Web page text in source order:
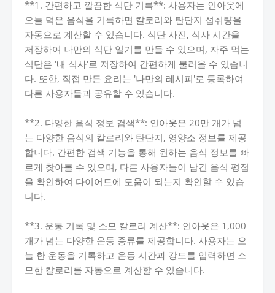
**1. 간편하고 깔끔한 식단 기록**: 사용자는 인아웃에
오늘 먹은 음식을 기록하면 칼로리와 탄단지 섭취량을
자동으로 계산할 수 있습니다. 식단 사진, 식사 시간을
저장하여 나만의 식단 일기를 만들 수 있으며, 자주 먹는
식단은 '내 식사'로 저장하여 간편하게 불러올 수 있습니
다. 또한, 직접 만든 요리는 '나만의 레시피'로 등록하여
다른 사용자들과 공유할 수 있습니다.
**2. 다양한 음식 정보 검색**: 인아웃은 20만 개가 넘
는 다양한 음식의 칼로리와 탄단지, 영양소 정보를 제공
합니다. 간편한 검색 기능을 통해 원하는 음식 정보를 빠
르게 찾아볼 수 있으며, 다른 사용자들이 남긴 음식 평점
을 확인하여 다이어트에 도움이 되는지 확인할 수 있습
니다.
**3. 운동 기록 및 소모 칼로리 계산**: 인아웃은 1,000
개가 넘는 다양한 운동 종류를 제공합니다. 사용자는 오
늘 한 운동을 기록하고 운동 시간과 강도를 입력하면 소
모한 칼로리를 자동으로 계산할 수 있습니다.